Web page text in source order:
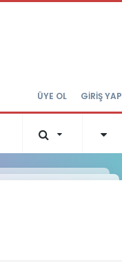
ÜYE OL GİRİŞ YAP